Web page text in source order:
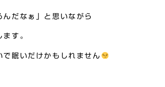
んだなぁ」と思いながら
す。
眠いだけかもしれません